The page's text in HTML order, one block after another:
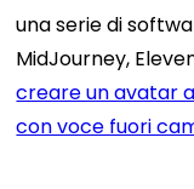
una serie di
MidJourney,
creare un avatar
con voce fuori